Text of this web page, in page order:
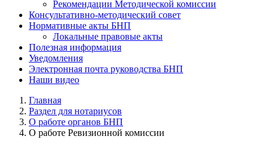
Рекомендации Методической комиссии
Консультативно-методический совет
Нормативные акты БНП
Локальные правовые акты
Полезная информация
Уведомления
Электронная почта руководства БНП
Наши видео
Главная
Раздел для нотариусов
О работе органов БНП
О работе Ревизионной комиссии